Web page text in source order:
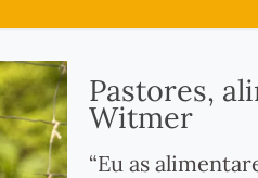
Pastores,
Witmer
“Eu as